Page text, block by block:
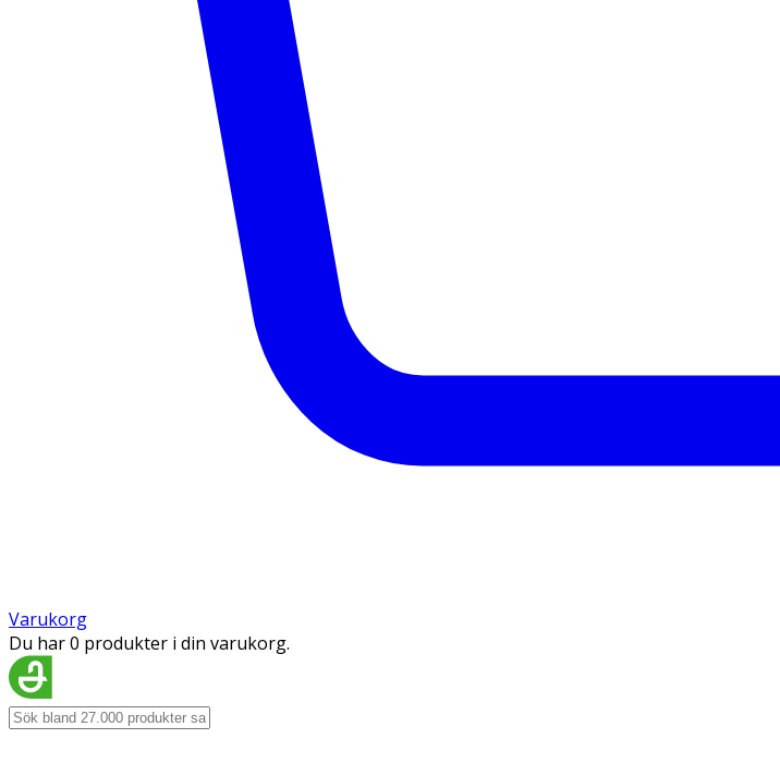
Varukorg
Du har 0 produkter i din varukorg.